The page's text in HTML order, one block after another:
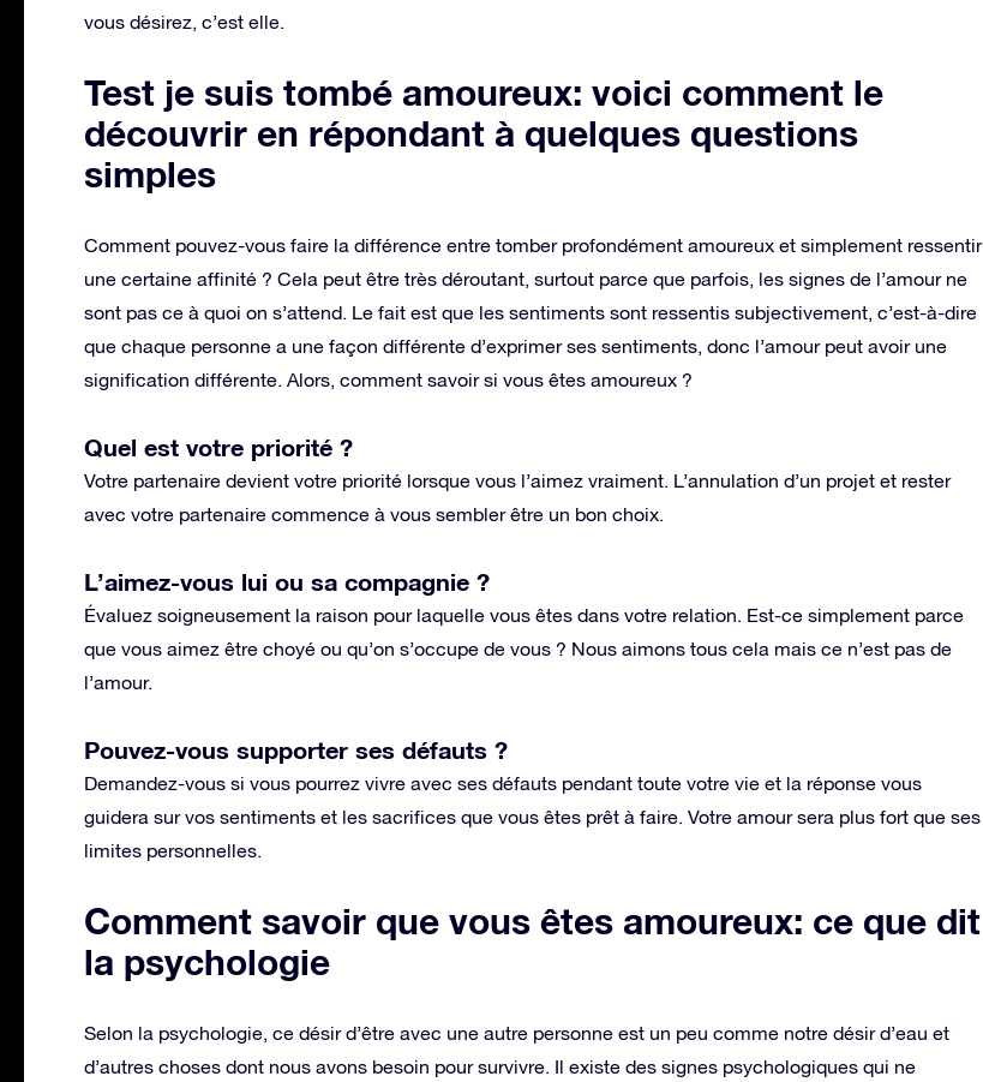
vous désirez, c’est elle.
Test je suis tombé amoureux: voici comment le
découvrir en répondant à quelques questions
simples
Comment pouvez-vous faire la différence entre tomber profondément amoureux et simplement ressentir
une certaine affinité ? Cela peut être très déroutant, surtout parce que parfois, les signes de l’amour ne
sont pas ce à quoi on s’attend. Le fait est que les sentiments sont ressentis subjectivement, c’est-à-dire
que chaque personne a une façon différente d’exprimer ses sentiments, donc l’amour peut avoir une
signification différente. Alors, comment savoir si vous êtes amoureux ?
Quel est votre priorité ?
Votre partenaire devient votre priorité lorsque vous l’aimez vraiment. L’annulation d’un projet et rester
avec votre partenaire commence à vous sembler être un bon choix.
L’aimez-vous lui ou sa compagnie ?
Évaluez soigneusement la raison pour laquelle vous êtes dans votre relation. Est-ce simplement parce
que vous aimez être choyé ou qu’on s’occupe de vous ? Nous aimons tous cela mais ce n’est pas de
l’amour.
Pouvez-vous supporter ses défauts ?
Demandez-vous si vous pourrez vivre avec ses défauts pendant toute votre vie et la réponse vous
guidera sur vos sentiments et les sacrifices que vous êtes prêt à faire. Votre amour sera plus fort que ses
limites personnelles.
Comment savoir que vous êtes amoureux: ce que dit
la psychologie
Selon la psychologie, ce désir d’être avec une autre personne est un peu comme notre désir d’eau et
d’autres choses dont nous avons besoin pour survivre. Il existe des signes psychologiques qui ne